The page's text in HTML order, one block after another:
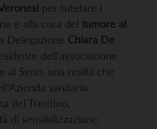
per tutelare i
e alla cura del tumore al
Delegazione Chiara De
dell’associazione
al Seno, una realtà che
sanitaria
del Trentino,
di sensibilizzazione,